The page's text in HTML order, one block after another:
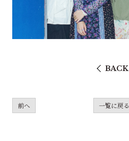
BACK
前へ 一覧に戻る